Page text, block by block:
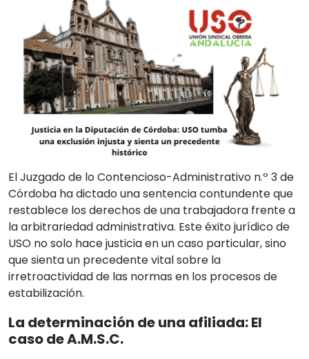
ElJuzgado de lo Contencioso-Administrativo n.º 3 de
Córdoba ha dictado una sentencia contundente que
restablece los derechos de una trabajadora frente a
la arbitrariedad administrativa. Este éxito jurídico de
USO no solo hace justicia en un caso particular, sino
que sienta un precedente vital sobre la
irretroactividad de las normas en los procesos de
estabilización.
La determinación de una afiliada: El
caso de A.M.S.C.